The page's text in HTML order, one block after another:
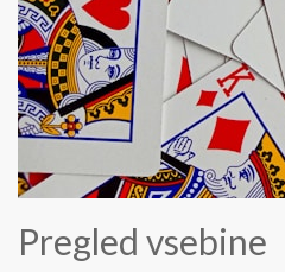
Pregled vsebine